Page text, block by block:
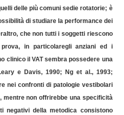
delle più comuni sedie rotatorie; è
di studiare la performance dei
che non tutti i soggetti riescono
in particolaregli anziani ed i
clinico il VAT sembra possedere una
e Davis, 1990; Ng et al., 1993;
nei confronti di patologie vestibolari
mentre non offrirebbe una specificità
negativi della metodica consistono